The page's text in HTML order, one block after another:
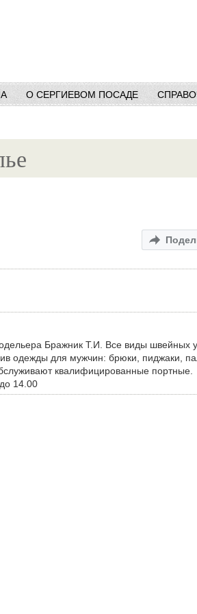
О СЕРГИЕВОМ ПОСАДЕ
Бражник Т.И. Все виды швейных
одежды для мужчин: брюки, пиджаки,
квалифицированные портные.
14.00